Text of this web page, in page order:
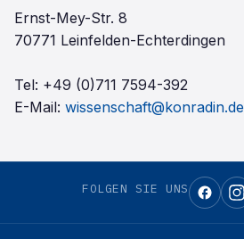
Ernst-Mey-Str. 8
70771 Leinfelden-Echterdingen
Tel: +49 (0)711 7594-392
E-Mail: wissenschaft@konradin.de
FOLGEN SIE UNS